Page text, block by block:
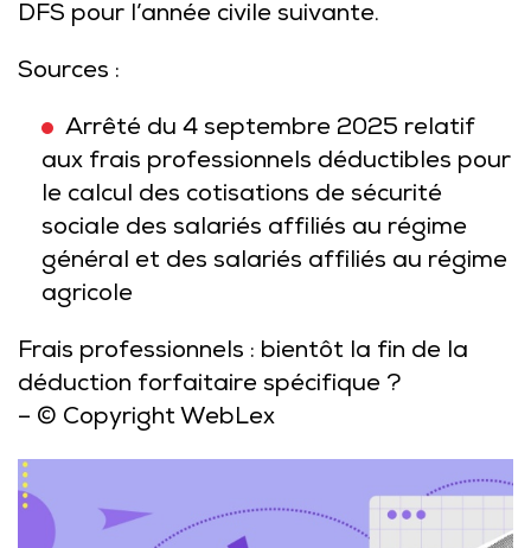
DFS pour l’année civile suivante.
Sources :
Arrêté du 4 septembre 2025 relatif
aux frais professionnels déductibles pour
le calcul des cotisations de sécurité
sociale des salariés affiliés au régime
général et des salariés affiliés au régime
agricole
Frais professionnels : bientôt la fin de la
déduction forfaitaire spécifique ?
– © Copyright WebLex